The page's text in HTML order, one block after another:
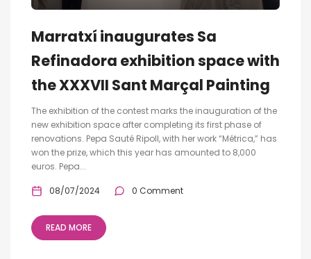
Marratxí inaugurates Sa
Refinadora exhibition space with
the XXXVII Sant Marçal Painting
The exhibition of the contest marks the inauguration of the
new exhibition space after completing its first phase of
renovations. Pepa Sauté Ripoll, with her work “Métrica,” has
won the prize, which this year has amounted to 8,000
euros. Pepa...
08/07/2024 0 Comment
READ MORE